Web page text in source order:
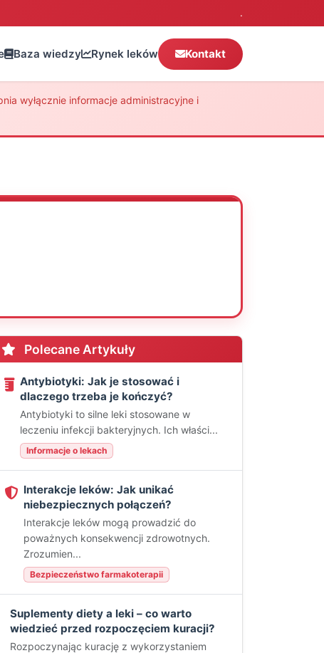
.
Baza wiedzy Rynek leków Kontakt
wyłącznie informacje administracyjne i
Polecane Artykuły
Antybiotyki: Jak je stosować i
dlaczego trzeba je kończyć?
Antybiotyki to silne leki stosowane w
leczeniu infekcji bakteryjnych. Ich właści...
Informacje o lekach
Interakcje leków: Jak unikać
niebezpiecznych połączeń?
Interakcje leków mogą prowadzić do
poważnych konsekwencji zdrowotnych.
Zrozumien...
Bezpieczeństwo farmakoterapii
Suplementy diety a leki – co warto
wiedzieć przed rozpoczęciem kuracji?
Rozpoczynając kurację z wykorzystaniem